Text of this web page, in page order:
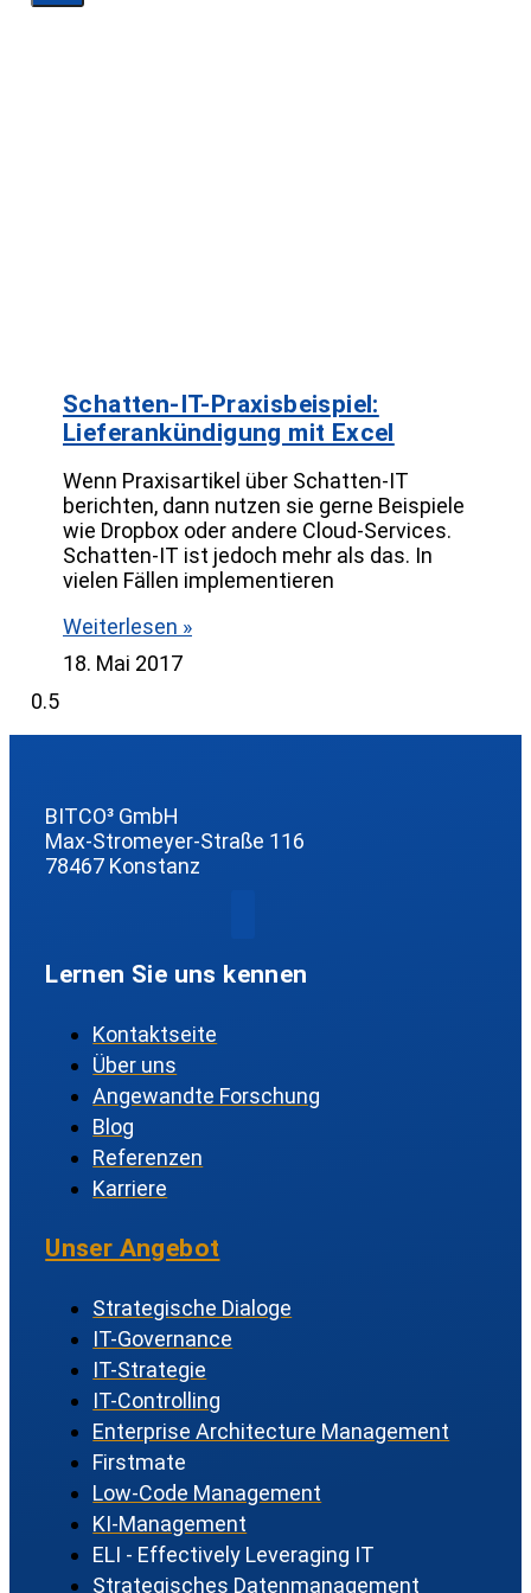
Schatten-IT-Praxisbeispiel:
Lieferankündigung mit Excel
Wenn Praxisartikel über Schatten-IT
berichten, dann nutzen sie gerne Beispiele
wie Dropbox oder andere Cloud-Services.
Schatten-IT ist jedoch mehr als das. In
vielen Fällen implementieren
Weiterlesen »
18. Mai 2017
BITCO³ GmbH
Max-Stromeyer-Straße 116
78467 Konstanz
Lernen Sie uns kennen
Kontaktseite
Über uns
Angewandte Forschung
Blog
Referenzen
Karriere
Unser Angebot
Strategische Dialoge
IT-Governance
IT-Strategie
IT-Controlling
Enterprise Architecture Management
Firstmate
Low-Code Management
KI-Management
ELI - Effectively Leveraging IT
Strategisches Datenmanagement